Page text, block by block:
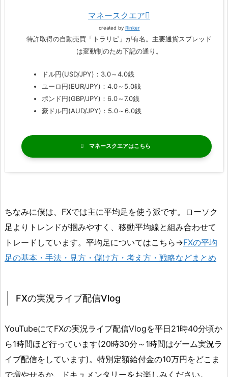
マネースクエア
created by Rinker
特許取得の自動売買「トラリピ」が有名。主要通貨スプレッド
は変動制のため下記の通り。
ドル円(USD/JPY)：3.0～4.0銭
ユーロ円(EUR/JPY)：4.0～5.0銭
ポンド円(GBP/JPY)：6.0～7.0銭
豪ドル円(AUD/JPY)：5.0～6.0銭
マネースクエア
ちなみに僕は、FXでは主に平均足を使う派です。ローソク
足よりトレンドが掴みやすく、移動平均線と組み合わせて
トレードしています。平均足についてはこちら→FXの平均
足の基本・手法・見方・儲け方・考え方・戦略などまとめ
FXの実況ライブ配信Vlog
YouTubeにてFXの実況ライブ配信Vlogを平日21時40分頃か
ら1時間ほど行っています(20時30分～1時間はゲーム実況ラ
イブ配信をしています)。特別定額給付金の10万円をどこま
で増やせるか、ドキュメンタリーをお楽しみください。